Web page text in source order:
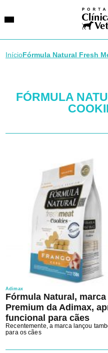
Início Fórmula Natural Fresh
FÓRMULA
Adimax
Fórmula Natural,
Premium da Adimax,
funcional para cães
Recentemente, a marca lançou
para os cães